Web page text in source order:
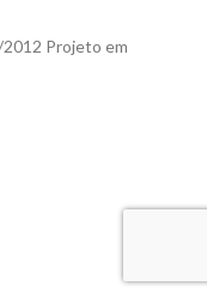
Projeto em